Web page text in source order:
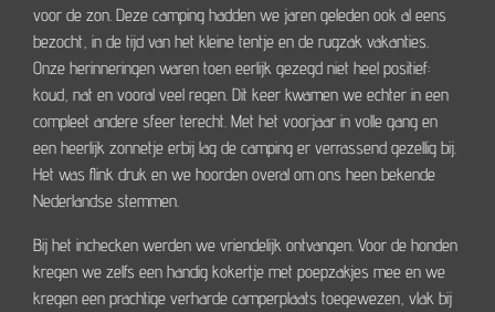
voor de zon. Deze camping hadden we jaren geleden ook al eens
bezocht, in de tijd van het kleine tentje en de rugzak vakanties.
Onze herinneringen waren toen eerlijk gezegd niet heel positief:
koud, nat en vooral veel regen. Dit keer kwamen we echter in een
compleet andere sfeer terecht. Met het voorjaar in volle gang en
een heerlijk zonnetje erbij lag de camping er verrassend gezellig bij.
Het was flink druk en we hoorden overal om ons heen bekende
Nederlandse stemmen.
Bij het inchecken werden we vriendelijk ontvangen. Voor de honden
kregen we zelfs een handig kokertje met poepzakjes mee en we
kregen een prachtige verharde camperplaats toegewezen, vlak bij